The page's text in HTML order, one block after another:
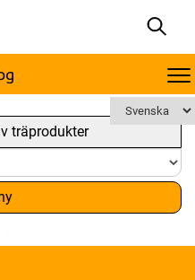
träprodukter